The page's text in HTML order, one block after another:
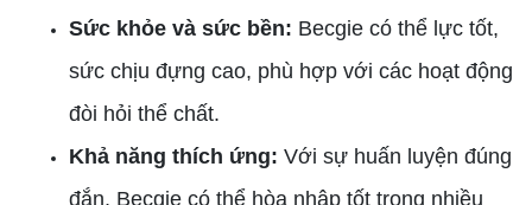
Sức khỏe và sức bền: Becgie có thể lực tốt,
sức chịu đựng cao, phù hợp với các hoạt động
đòi hỏi thể chất.
Khả năng thích ứng: Với sự huấn luyện đúng
đắn, Becgie có thể hòa nhập tốt trong nhiều